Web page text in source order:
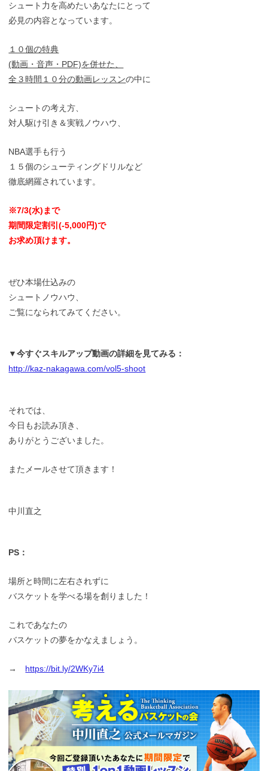
シュート力を高めたいあなたにとって
必見の内容となっています。
１０個の特典
(動画・音声・PDF)を併せた、
全３時間１０分の動画レッスンの中に
シュートの考え方、
対人駆け引き＆実戦ノウハウ、
NBA選手も行う
１５個のシューティングドリルなど
徹底網羅されています。
※7/3(水)まで
期間限定割引(-5,000円)で
お求め頂けます。
ぜひ本場仕込みの
シュートノウハウ、
ご覧になられてみてください。
▼今すぐスキルアップ動画の詳細を見てみる：
http://kaz-nakagawa.com/vol5-shoot
それでは、
今日もお読み頂き、
ありがとうございました。
またメールさせて頂きます！
中川直之
PS：
場所と時間に左右されずに
バスケットを学べる場を創りました！
これであなたの
バスケットの夢をかなえましょう。
→ https://bit.ly/2WKy7i4